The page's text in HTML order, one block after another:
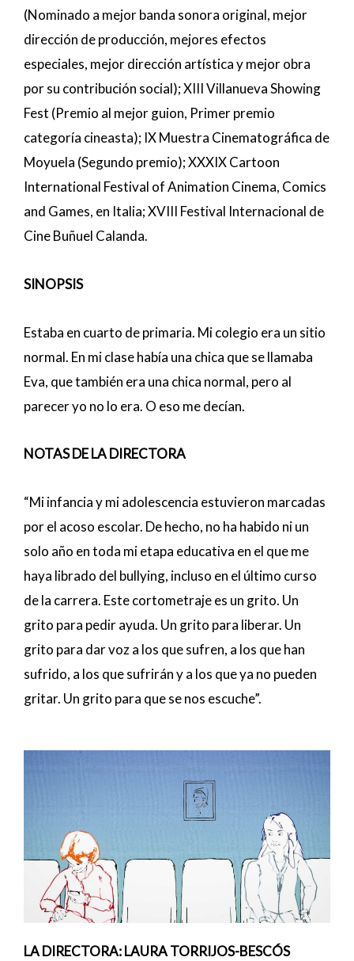
(Nominado a mejor banda sonora original, mejor
dirección de producción, mejores efectos
especiales, mejor dirección artística y mejor obra
por su contribución social); XIII Villanueva Showing
Fest (Premio al mejor guion, Primer premio
categoría cineasta); IX Muestra Cinematográfica de
Moyuela (Segundo premio); XXXIX Cartoon
International Festival of Animation Cinema, Comics
and Games, en Italia; XVIII Festival Internacional de
Cine Buñuel Calanda.
SINOPSIS
Estaba en cuarto de primaria. Mi colegio era un sitio
normal. En mi clase había una chica que se llamaba
Eva, que también era una chica normal, pero al
parecer yo no lo era. O eso me decían.
NOTAS DE LA DIRECTORA
“Mi infancia y mi adolescencia estuvieron marcadas
por el acoso escolar. De hecho, no ha habido ni un
solo año en toda mi etapa educativa en el que me
haya librado del bullying, incluso en el último curso
de la carrera. Este cortometraje es un grito. Un
grito para pedir ayuda. Un grito para liberar. Un
grito para dar voz a los que sufren, a los que han
sufrido, a los que sufrirán y a los que ya no pueden
gritar. Un grito para que se nos escuche”.
LA DIRECTORA: LAURA TORRIJOS-BESCÓS